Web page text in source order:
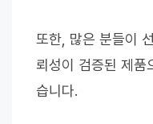
또한, 많은 분들이
뢰성이 검증된 제품
습니다.